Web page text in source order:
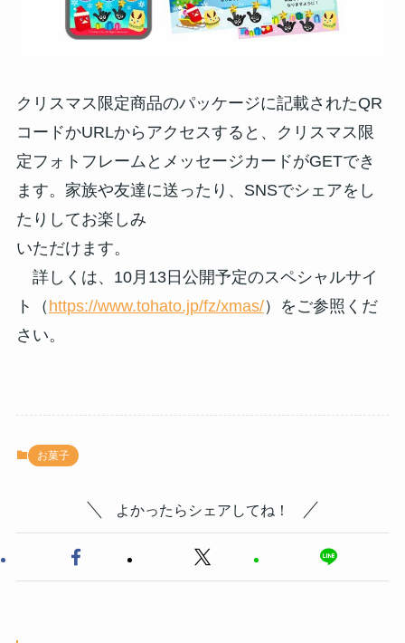
クリスマス限定商品のパッケージに記載されたQR
コードかURLからアクセスすると、クリスマス限
定フォトフレームとメッセージカードがGETでき
ます。家族や友達に送ったり、SNSでシェアをし
たりしてお楽しみ
いただけます。
詳しくは、10月13日公開予定のスペシャルサイ
ト（ https://www.tohato.jp/fz/xmas/）をご参照くだ
さい。
お菓子
よかったらシェアしてね！